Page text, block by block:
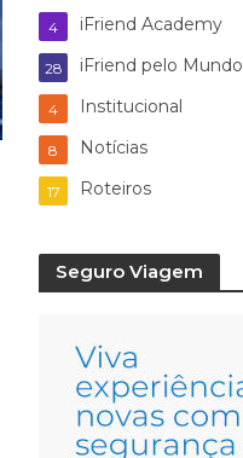
iFriend Academy
4
iFriend pelo Mundo
28
Institucional
4
Notícias
8
Roteiros
17
Seguro Viagem